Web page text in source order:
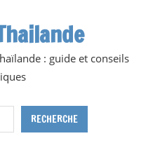
: guide et conseils
Rechercher
RECHERCHE